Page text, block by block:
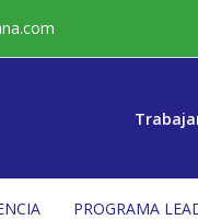
PROGRAMA